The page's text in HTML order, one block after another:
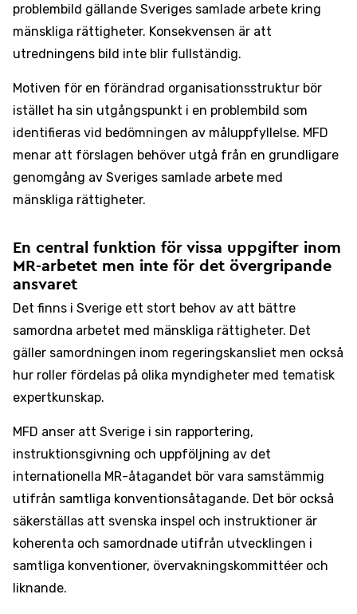
problembild gällande Sveriges samlade arbete kring
mänskliga rättigheter. Konsekvensen är att
utredningens bild inte blir fullständig.
Motiven för en förändrad organisationsstruktur bör
istället ha sin utgångspunkt i en problembild som
identifieras vid bedömningen av måluppfyllelse. MFD
menar att förslagen behöver utgå från en grundligare
genomgång av Sveriges samlade arbete med
mänskliga rättigheter.
En central funktion för vissa uppgifter inom
MR-arbetet men inte för det övergripande
ansvaret
Det finns i Sverige ett stort behov av att bättre
samordna arbetet med mänskliga rättigheter. Det
gäller samordningen inom regeringskansliet men också
hur roller fördelas på olika myndigheter med tematisk
expertkunskap.
MFD anser att Sverige i sin rapportering,
instruktionsgivning och uppföljning av det
internationella MR-åtagandet bör vara samstämmig
utifrån samtliga konventionsåtagande. Det bör också
säkerställas att svenska inspel och instruktioner är
koherenta och samordnade utifrån utvecklingen i
samtliga konventioner, övervakningskommittéer och
liknande.